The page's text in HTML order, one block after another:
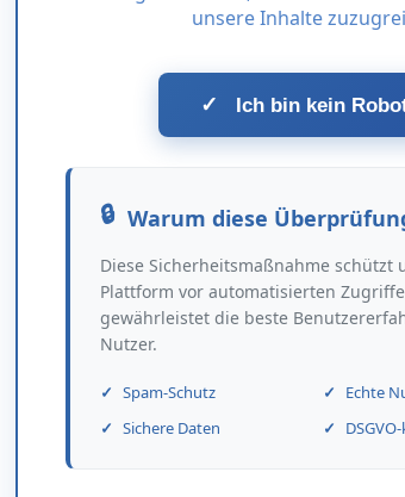
unsere Inhalte
✓ Ich bin kein
Warum diese
Diese Sicherheitsmaßnahme schützt
Plattform vor automatisierten
gewährleistet die beste
Nutzer.
Spam-Schutz
Echte
Sichere Daten